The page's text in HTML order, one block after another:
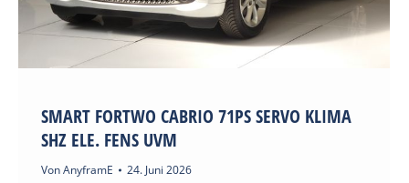
SMART FORTWO CABRIO 71PS SERVO KLIMA
SHZ ELE. FENS UVM
VonAnyframE 24. Juni 2026